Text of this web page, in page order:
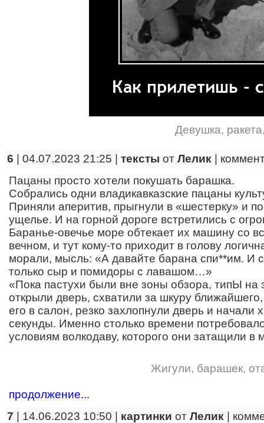
Девушка, ракета
6 | 04.07.2023 21:25 | тексты от Лелик
Пацаны просто хотели покушать барашка.
Cобрались одни владикавказские пацаны
Приняли аперитив, прыгнули в «шестерку» и
ущелье. И на горной дороге встретились с
Баранье-овечье море обтекает их машину со
вечном, и тут кому-то приходит в голову
морали, мысль: «А давайте барана спи**им. И
только сыр и помидоры с лавашом…»
«Пока пастухи были вне зоны обзора, типЫ на
открыли дверь, схватили за шкуру
его в салон, резко захлопнули дверь и начали
секунды. Именно столько времени
условиям волкодаву, которого они затащили в
Жигули, барашек,
продолжение...
7 | 14.06.2023 10:50 | картинки от Лелик